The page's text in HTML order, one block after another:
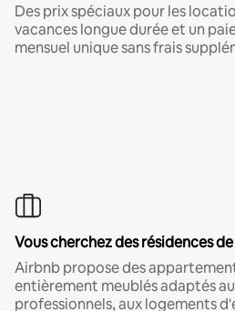
Des prix spéciaux pour les
vacances longue durée et un
mensuel unique sans frais
Vous cherchez des résidences
Airbnb propose des
entièrement meublés adaptés
professionnels, aux logements